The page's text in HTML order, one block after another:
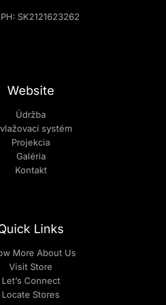
SK2121623262
Website
Údržba
systém
Projekcia
Galéria
Kontakt
Links
More About Us
Visit Store
Let’s Connect
Locate Stores